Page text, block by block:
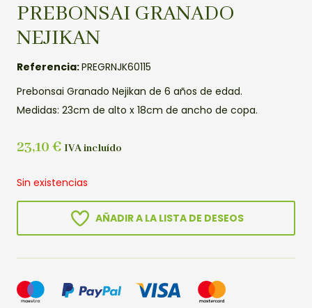
PREBONSAI GRANADO
NEJIKAN
Referencia:PREGRNJK60115
Prebonsai Granado Nejikan de 6 años de edad.
Medidas: 23cm de alto x 18cm de ancho de copa.
23,10 € IVA incluído
Sin existencias
AÑADIR A LA LISTA DE DESEOS